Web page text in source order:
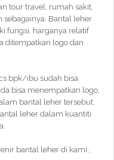
tour travel, rumah sakit,
sebagainya. Bantal leher
fungsi, harganya relatif
ditempatkan logo dan
bpk/ibu sudah bisa
bisa menempatkan logo,
bantal leher tersebut.
leher dalam kuantiti
bantal leher di kami ;